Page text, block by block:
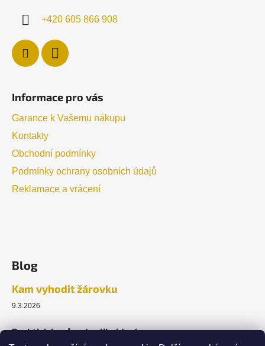
+420 605 866 908
Informace pro vás
Garance k Vašemu nákupu
Kontakty
Obchodní podmínky
Podmínky ochrany osobních údajů
Reklamace a vrácení
Blog
Kam vyhodit žárovku
9.3.2026
Praktický průvodce likvidací.